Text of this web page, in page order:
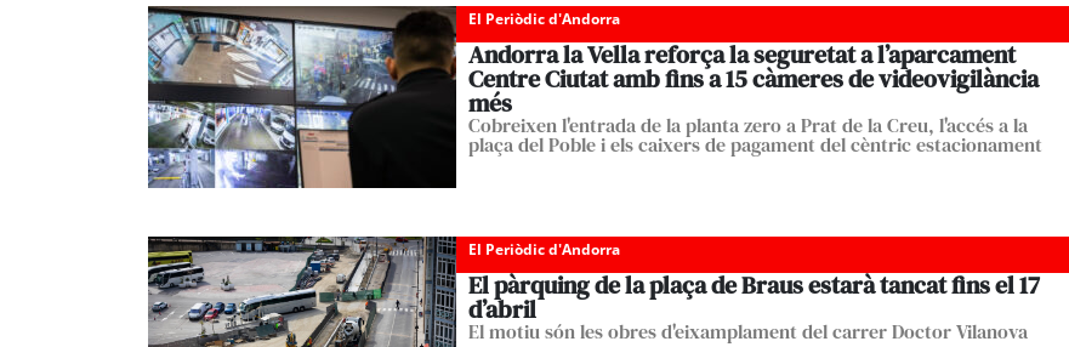
El Periòdic d'Andorra
Andorra la Vella reforça la seguretat a l’aparcament
Centre Ciutat amb fins a 15 càmeres de videovigilància
més
Cobreixen l'entrada de la planta zero a Prat de la Creu, l'accés a la
plaça del Poble i els caixers de pagament del cèntric estacionament
El Periòdic d'Andorra
El pàrquing de la plaça de Braus estarà tancat fins el 17
d’abril
El motiu són les obres d'eixamplament del carrer Doctor Vilanova